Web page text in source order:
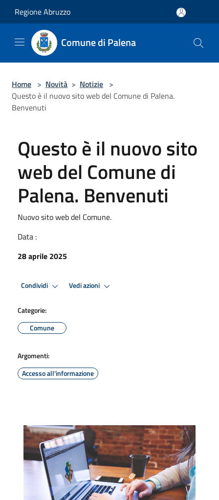
Regione Abruzzo
Comune di Palena
Home > Novità > Notizie >
Questo è il nuovo sito web del Comune di Palena.
Benvenuti
Questo è il nuovo sito
web del Comune di
Palena. Benvenuti
Nuovo sito web del Comune.
Data :
28 aprile 2025
Condividi Vedi azioni
Categorie:
Comune
Argomenti:
Accesso all'informazione